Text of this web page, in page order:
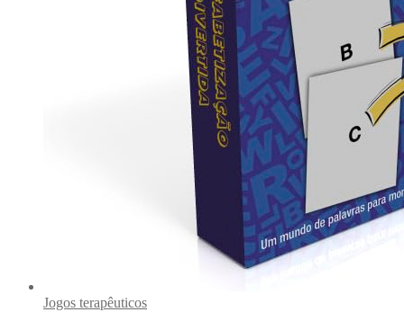
Jogos terapêuticos